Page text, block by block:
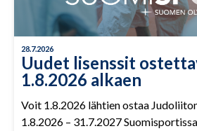
28.7.2026
Uudet lisenssit
1.8.2026 alkaen
Voit 1.8.2026 lähtien ostaa
1.8.2026 – 31.7.2027